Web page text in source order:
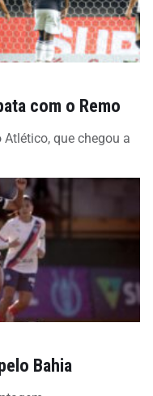
com o Remo
que chegou a
Bahia